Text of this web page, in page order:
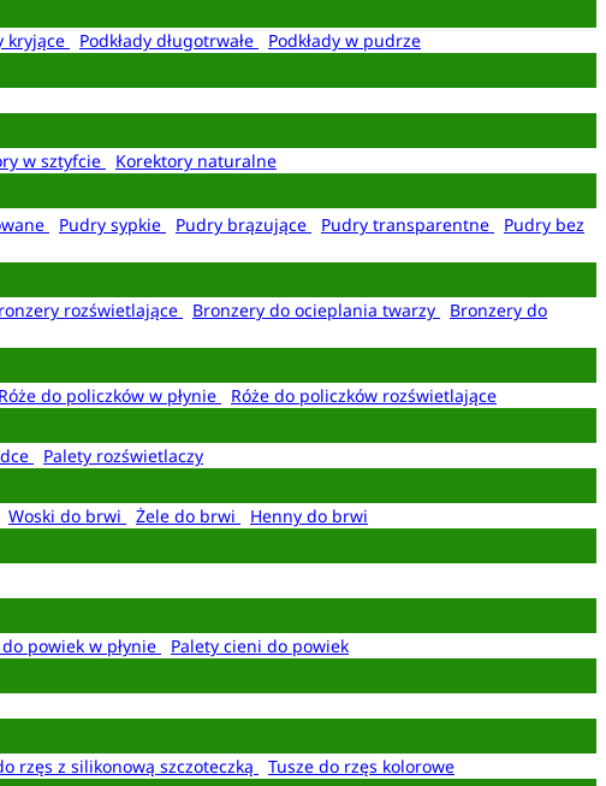
kryjące Podkłady długotrwałe
Podkłady w pudrze
w sztyfcie
Korektory naturalne
Pudry sypkie Pudry brązujące Pudry transparentne
Pudry bez
rozświetlające Bronzery do ocieplania twarzy
Bronzery do
Róże do policzków w płynie
Róże do policzków rozświetlające
Palety rozświetlaczy
Woski do brwi Żele do brwi
Henny do brwi
powiek w płynie
Palety cieni do powiek
rzęs z silikonową szczoteczką
Tusze do rzęs kolorowe